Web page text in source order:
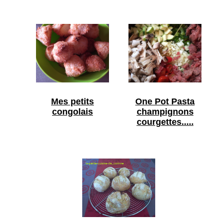
Mes petits
congolais
One Pot Pasta
champignons
courgettes.....